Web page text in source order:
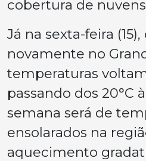
cobertura de
Já na sexta-feira
novamente no
temperaturas
passando dos 20°C
semana será de
ensolarados na
aquecimento